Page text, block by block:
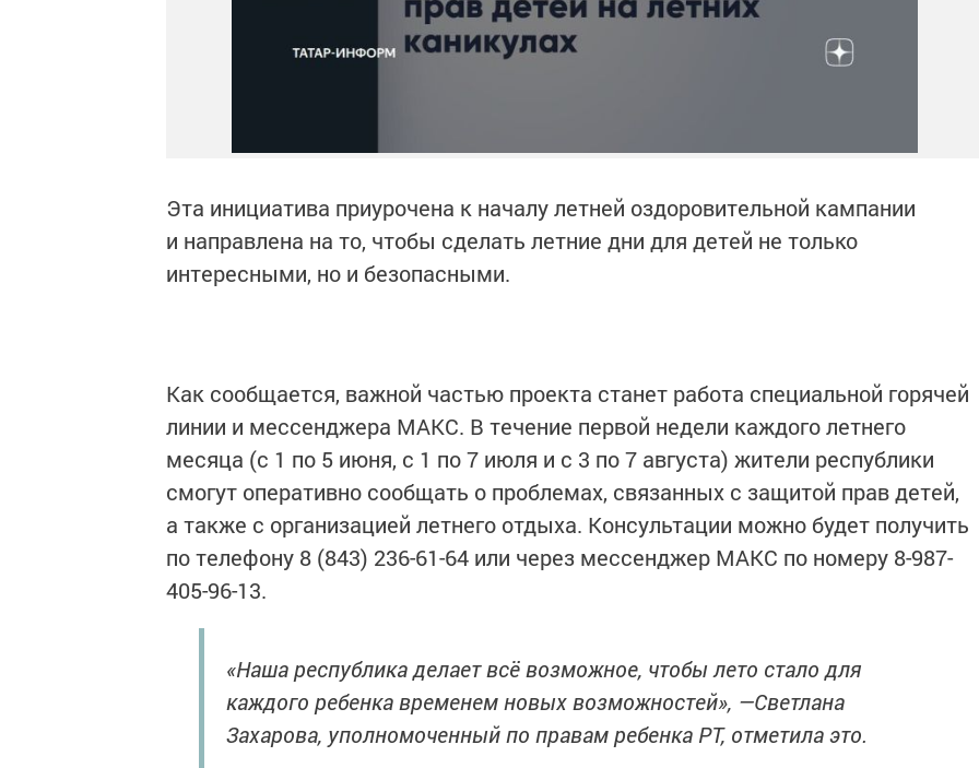
Эта инициатива приурочена к началу летней оздоровительной кампании
и направлена на то, чтобы сделать летние дни для детей не только
интересными, но и безопасными.
Как сообщается, важной частью проекта станет работа специальной горячей
линии и мессенджера МАКС. В течение первой недели каждого летнего
месяца (с 1 по 5 июня, с 1 по 7 июля и с 3 по 7 августа) жители республики
смогут оперативно сообщать о проблемах, связанных с защитой прав детей,
а также с организацией летнего отдыха. Консультации можно будет получить
по телефону 8 (843) 236-61-64 или через мессенджер МАКС по номеру 8-987-
405-96-13.
«Наша республика делает всё возможное, чтобы лето стало для
каждого ребенка временем новых возможностей», —Светлана
Захарова, уполномоченный по правам ребенка РТ, отметила это.